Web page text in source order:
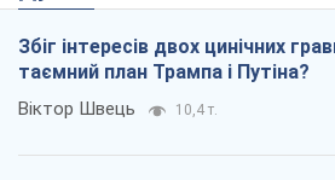
Збіг інтересів двох цинічних
таємний план Трампа і Путіна?
Віктор Швець 10,4 т.